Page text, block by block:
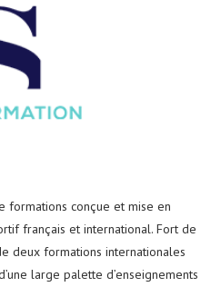
formations conçue et mise en
français et international. Fort de
deux formations internationales
large palette d’enseignements